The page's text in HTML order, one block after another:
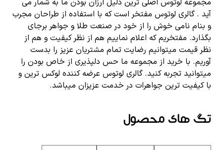
مجموعه لوتوس اصلی ترین دلیل ارزان بودن ما به شمار می
آید . گالری لوتوس مفتخر است که با استفاده از طراحان مجرب
و بنام نامی خوش را از خود در صنعت طلا و جواهر برجای
بگذارد. مفتخریم که اعلام نماییم هم از نظر کیفیت و هم از
نظر قیمت میتوانیم رضایت تمام مشتریان عزیز را بدست
آوریم. با خرید از مجموعه ما حس دلپذیری از خاص بودن را
میتوانید تجربه کنید. گالری لوتوس عرضه کننده لوکس ترین و
با کیفیت ترین جواهرات در خدمت عزیزان میباشد.
تگ های محصول